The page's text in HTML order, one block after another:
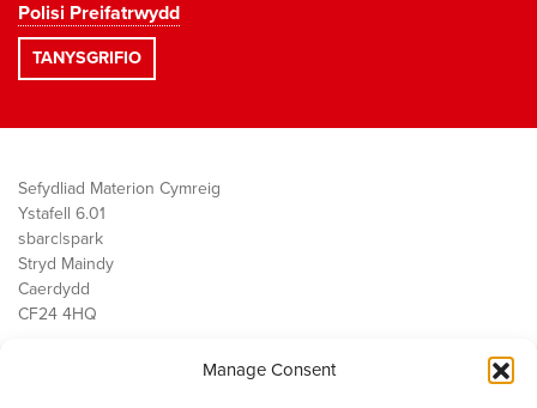
Manage Consent
Polisi Preifatrwydd
Sefydliad Materion Cymreig
Ystafell 6.01
sbarc|spark
Stryd Maindy
Caerdydd
CF24 4HQ